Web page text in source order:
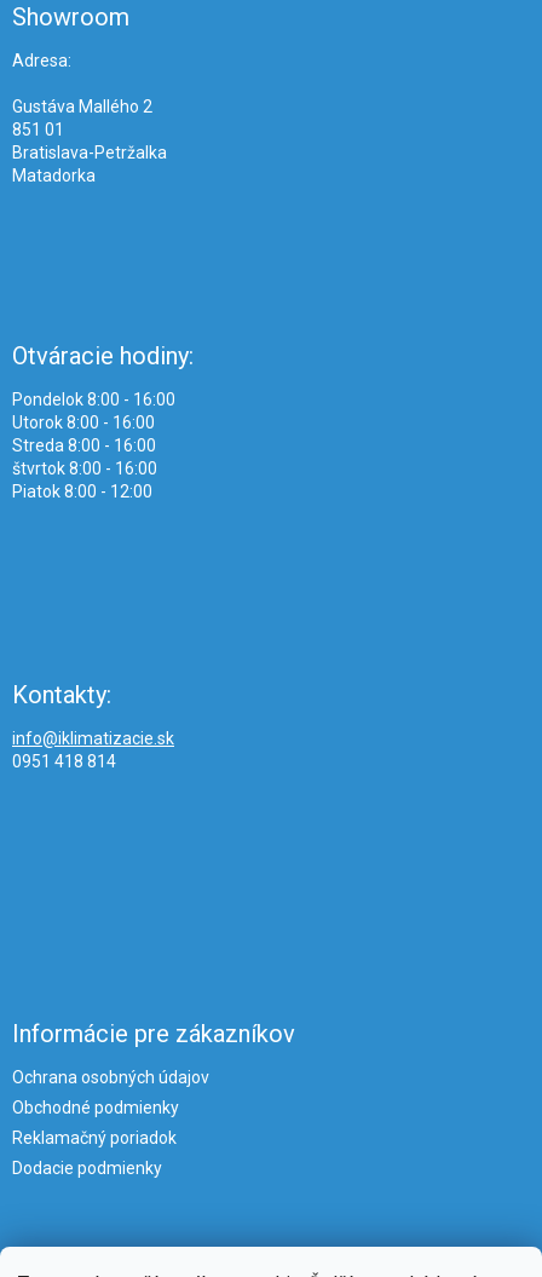
Showroom
Adresa:
Gustáva Mallého 2
851 01
Bratislava-Petržalka
Matadorka
Otváracie hodiny:
Pondelok 8:00 - 16:00
Utorok 8:00 - 16:00
Streda 8:00 - 16:00
štvrtok 8:00 - 16:00
Piatok 8:00 - 12:00
Kontakty:
info@iklimatizacie.sk
0951 418 814
Informácie pre zákazníkov
Ochrana osobných údajov
Obchodné podmienky
Reklamačný poriadok
Dodacie podmienky